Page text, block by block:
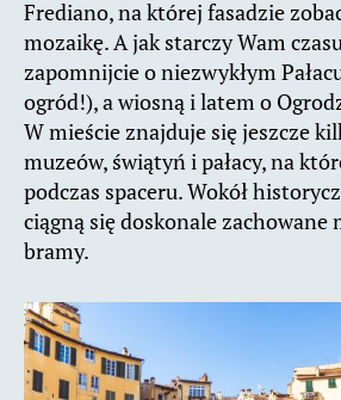
Frediano, na której fasadzie
mozaikę. A jak starczy Wam
zapomnijcie o niezwykłym
ogród!), a wiosną i latem o
W mieście znajduje się jeszcze
muzeów, świątyń i pałacy, na
podczas spaceru. Wokół
ciągną się doskonale zachowane
bramy.